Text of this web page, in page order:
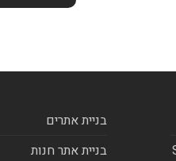
בניית אתרים
בניית אתר חנות